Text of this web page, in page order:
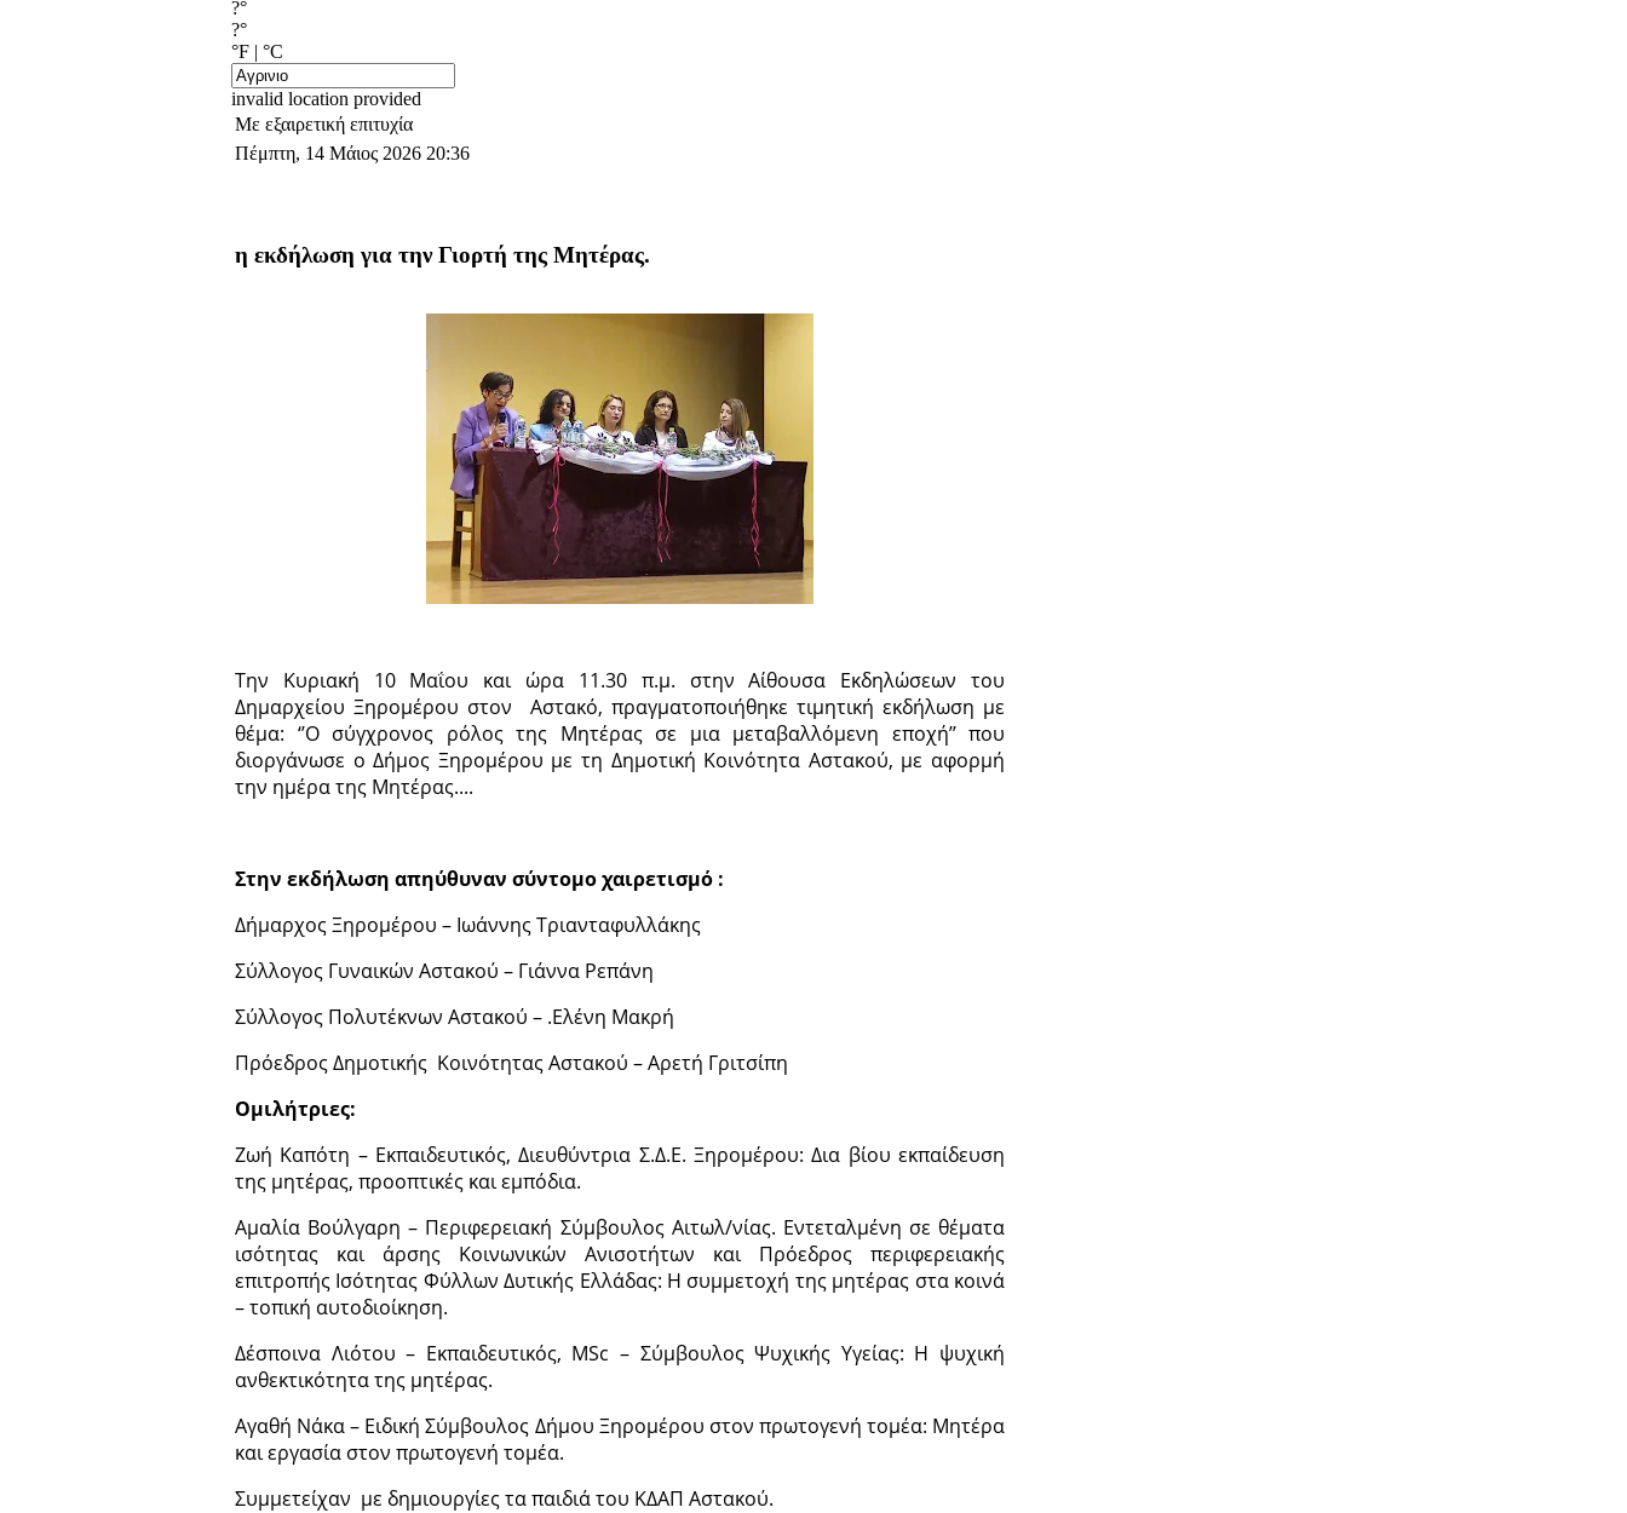
?°
?°
°F | °C
invalid location provided
Με εξαιρετική επιτυχία
Πέμπτη, 14 Μάιος 2026 20:36
η εκδήλωση για την Γιορτή της Μητέρας.
Την Κυριακή 10 Μαΐου και ώρα 11.30 π.μ. στην Αίθουσα Εκδηλώσεων του
Δημαρχείου Ξηρομέρου στον Αστακό, πραγματοποιήθηκε τιμητική εκδήλωση με
θέμα: ‘’Ο σύγχρονος ρόλος της Μητέρας σε μια μεταβαλλόμενη εποχή’’ που
διοργάνωσε ο Δήμος Ξηρομέρου με τη Δημοτική Κοινότητα Αστακού, με αφορμή
την ημέρα της Μητέρας....
Στην εκδήλωση απηύθυναν σύντομο χαιρετισμό :
Δήμαρχος Ξηρομέρου – Ιωάννης Τριανταφυλλάκης
Σύλλογος Γυναικών Αστακού – Γιάννα Ρεπάνη
Σύλλογος Πολυτέκνων Αστακού – .Ελένη Μακρή
Πρόεδρος Δημοτικής Κοινότητας Αστακού – Αρετή Γριτσίπη
Ομιλήτριες:
Ζωή Καπότη – Εκπαιδευτικός, Διευθύντρια Σ.Δ.Ε. Ξηρομέρου: Δια βίου εκπαίδευση
της μητέρας, προοπτικές και εμπόδια.
Αμαλία Βούλγαρη – Περιφερειακή Σύμβουλος Αιτωλ/νίας. Εντεταλμένη σε θέματα
ισότητας και άρσης Κοινωνικών Ανισοτήτων και Πρόεδρος περιφερειακής
επιτροπής Ισότητας Φύλλων Δυτικής Ελλάδας: Η συμμετοχή της μητέρας στα κοινά
– τοπική αυτοδιοίκηση.
Δέσποινα Λιότου – Εκπαιδευτικός, ΜSc – Σύμβουλος Ψυχικής Υγείας: Η ψυχική
ανθεκτικότητα της μητέρας.
Αγαθή Νάκα – Ειδική Σύμβουλος Δήμου Ξηρομέρου στον πρωτογενή τομέα: Μητέρα
και εργασία στον πρωτογενή τομέα.
Συμμετείχαν με δημιουργίες τα παιδιά του ΚΔΑΠ Αστακού.